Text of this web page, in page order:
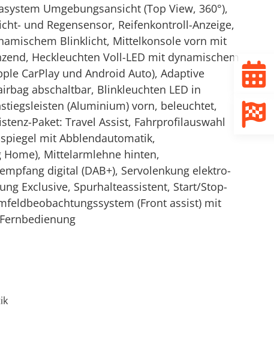
Umgebungsansicht (Top View, 360°),
und Regensensor, Reifenkontroll-Anzeige,
Blinklicht, Mittelkonsole vorn mit
Heckleuchten Voll-LED mit dynamischem
CarPlay und Android Auto), Adaptive
abschaltbar, Blinkleuchten LED in
(Aluminium) vorn, beleuchtet,
Paket: Travel Assist, Fahrprofilauswahl
mit Abblendautomatik,
Home), Mittelarmlehne hinten,
digital (DAB+), Servolenkung elektro-
Exclusive, Spurhalteassistent, Start/Stop-
(Front assist) mit